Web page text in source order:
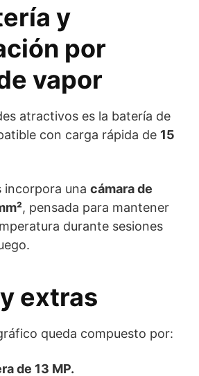
y
por
vapor
atractivos es la batería de
con carga rápida de 15
incorpora una cámara de
, pensada para mantener
durante sesiones
extras
queda compuesto por:
de 13 MP.